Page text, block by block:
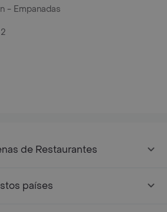
- Empanadas
de Restaurantes
países